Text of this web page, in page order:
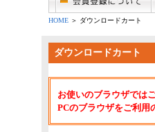
HOME ＞ ダウンロードカート
ダウンロードカート
お使いのブラウザでは
PCのブラウザをご利用